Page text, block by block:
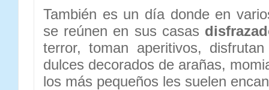
También es un día donde en
se reúnen en sus casas
terror, toman aperitivos,
dulces decorados de arañas,
los más pequeños les suelen